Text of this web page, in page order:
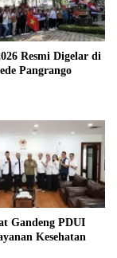
Resmi Digelar di
Pangrango
Gandeng PDUI
Kesehatan